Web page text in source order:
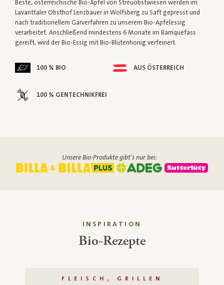
Beste, österreichische Bio-Äpfel von Streuobstwiesen werden im
Lavanttaler Obsthof Lenzbauer in Wolfsberg zu Saft gepresst und
nach traditionellem Gärverfahren zu unserem Bio-Apfelessig
verarbeitet. Anschließend mindestens 6 Monate im Barriquefass
gereift, wird der Bio-Essig mit Bio-Blütenhonig verfeinert.
100 % BIO AUS ÖSTERREICH
100 % GENTECHNIKFREI
Unsere Bio-Produkte gibt's nur bei:
INSPIRATION
Bio-Rezepte
FLEISCH, GRILLEN